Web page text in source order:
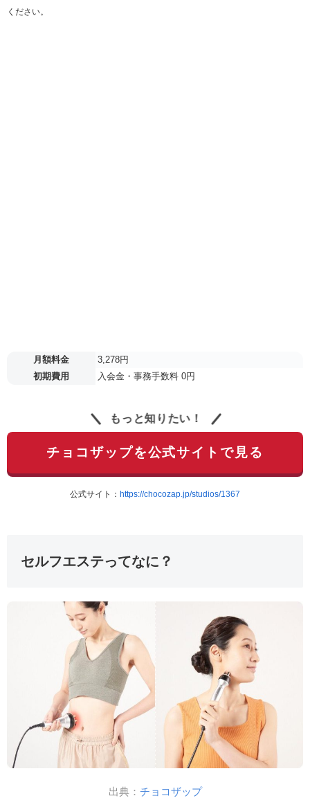
ください。
月額料金
3,278円
初期費用
入会金・事務手数料 0円
もっと知りたい！
チョコザップを公式サイトで見る
公式サイト： https://chocozap.jp/studios/1367
セルフエステってなに？
出典： チョコザップ